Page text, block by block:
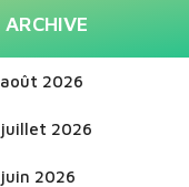
ARCHIVE
août 2026
juillet 2026
juin 2026